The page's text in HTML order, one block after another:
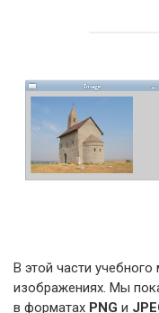
В этой части учебного
изображениях. Мы
в форматах PNG и